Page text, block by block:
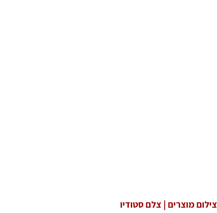
צילום מוצרים | צלם סטודיו